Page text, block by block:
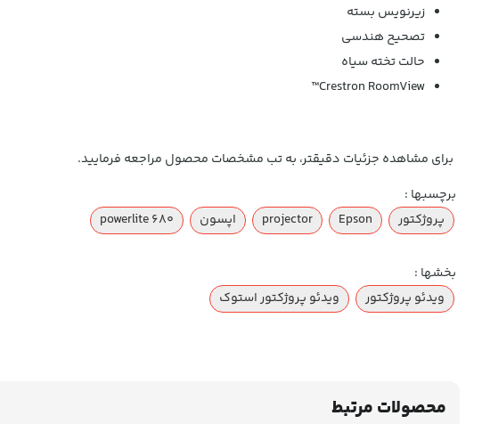
زیرنویس بسته
تصحیح هندسی
حالت تخته سیاه
Crestron RoomView™
برای مشاهده جزئیات دقیقتر، به تب مشخصات محصول مراجعه فرمایید.
برچسبها :
پروژکتور
Epson
projector اپسون powerlite 680
بخشها :
ویدئو پروژکتور
ویدئو پروژکتور استوک
محصولات مرتبط